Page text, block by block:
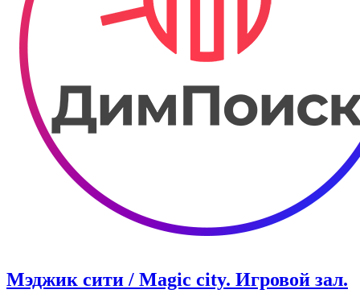
Мэджик сити / Magic city. ​Игровой зал.